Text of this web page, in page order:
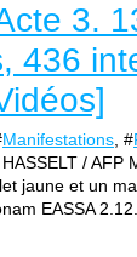
3.
436
Manifestations , #
/ AFP
jaune et un
EASSA